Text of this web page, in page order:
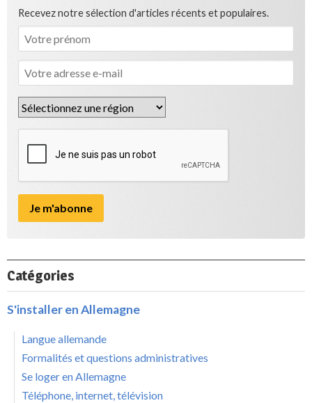
Recevez notre sélection d'articles récents et populaires.
Catégories
S'installer en Allemagne
Langue allemande
Formalités et questions administratives
Se loger en Allemagne
Téléphone, internet, télévision